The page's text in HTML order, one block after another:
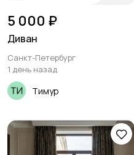
5 000 ₽
Диван
Санкт-Петербург
1 день назад
Тимур